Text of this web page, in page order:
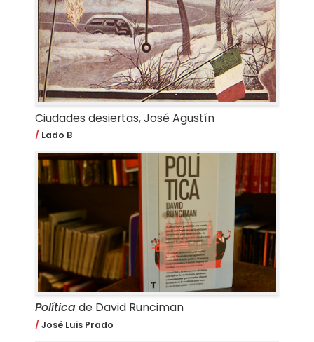
Ciudades desiertas, José Agustín
Lado B
Políticade David Runciman
José Luis Prado